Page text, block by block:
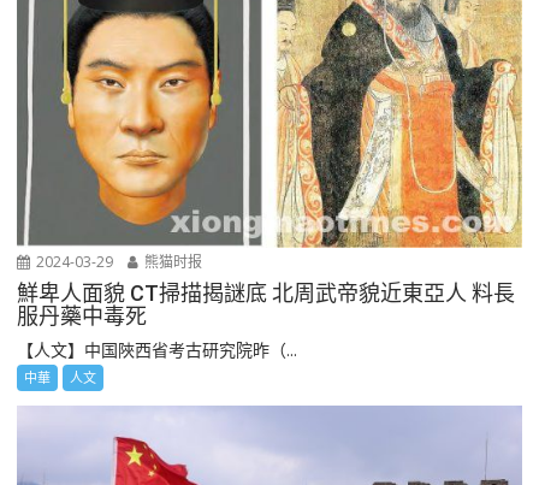
2024-03-29 熊猫时报
鮮卑人面貌 CT掃描揭謎底 北周武帝貌近東亞人 料長
服丹藥中毒死
【人文】中国陜西省考古研究院昨（...
中華 人文